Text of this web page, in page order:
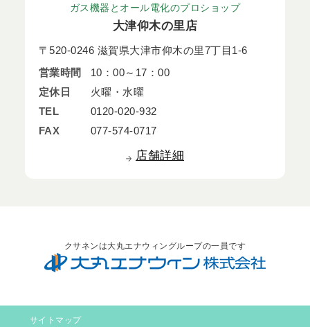
ガス機器とオール電化のプロショップ
大津仰木の里店
〒520-0246 滋賀県大津市仰木の里7丁目1-6
営業時間
10：00～17：00
定休日
火曜・水曜
TEL
0120-020-932
FAX
077-574-0717
店舗詳細
クサネンは大丸エナウィングループの一員です
サイトマップ